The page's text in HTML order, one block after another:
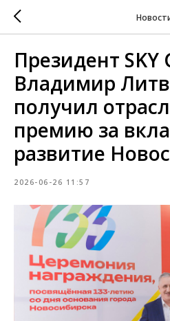
Президент SKY
Владимир
получил
премию за
развитие
2026-06-26 11:57